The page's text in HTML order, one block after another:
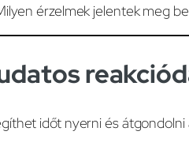
érzelmek jelentek meg
időt nyerni és átgondolni